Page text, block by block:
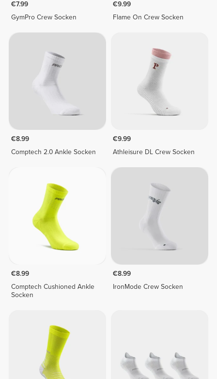
€7.99
GymPro Crew Socken
€9.99
Flame On Crew Socken
€8.99
Comptech 2.0 Ankle Socken
€9.99
Athleisure DL Crew Socken
€8.99
Comptech Cushioned Ankle
Socken
€8.99
IronMode Crew Socken